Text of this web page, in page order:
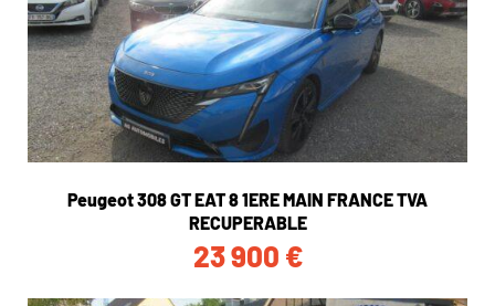
Peugeot 308 GT EAT 8 1ERE MAIN FRANCE TVA
RECUPERABLE
23 900 €